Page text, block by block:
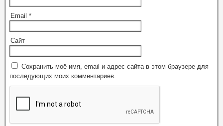
Email *
Сайт
Сохранить моё имя, email и адрес сайта в этом браузере для
последующих моих комментариев.